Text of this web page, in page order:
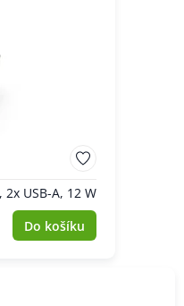
USB-A, 12 W
Do košíku